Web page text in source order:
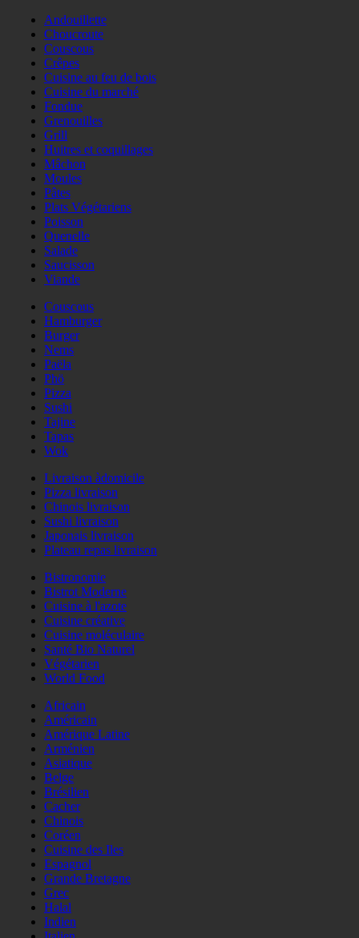
Andouillette
Choucroute
Couscous
Crêpes
Cuisine au feu de bois
Cuisine du marché
Fondue
Grenouilles
Grill
Huitres et coquillages
Mâchon
Moules
Pâtes
Plats Végétariens
Poisson
Quenelle
Salade
Saucisson
Viande
Couscous
Hamburger
Burger
Nems
Paëla
Phö
Pizza
Sushi
Tajine
Tapas
Wok
Livraison àdomicile
Pizza livraison
Chinois livraison
Sushi livraison
Japonais livraison
Plateau repas livraison
Bistronomie
Bistrot Moderne
Cuisine à l'azote
Cuisine créative
Cuisine moléculaire
Santé Bio Naturel
Végétarien
World Food
Africain
Américain
Amérique Latine
Arménien
Asiatique
Belge
Brésilien
Cacher
Chinois
Coréen
Cuisine des Iles
Espagnol
Grande Bretagne
Grec
Halal
Indien